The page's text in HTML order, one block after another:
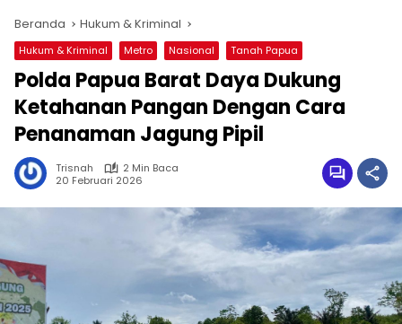
Beranda Hukum & Kriminal
Hukum & Kriminal Metro Nasional Tanah Papua
Polda Papua Barat Daya Dukung
Ketahanan Pangan Dengan Cara
Penanaman Jagung Pipil
Trisnah
2 Min Baca
20 Februari 2026